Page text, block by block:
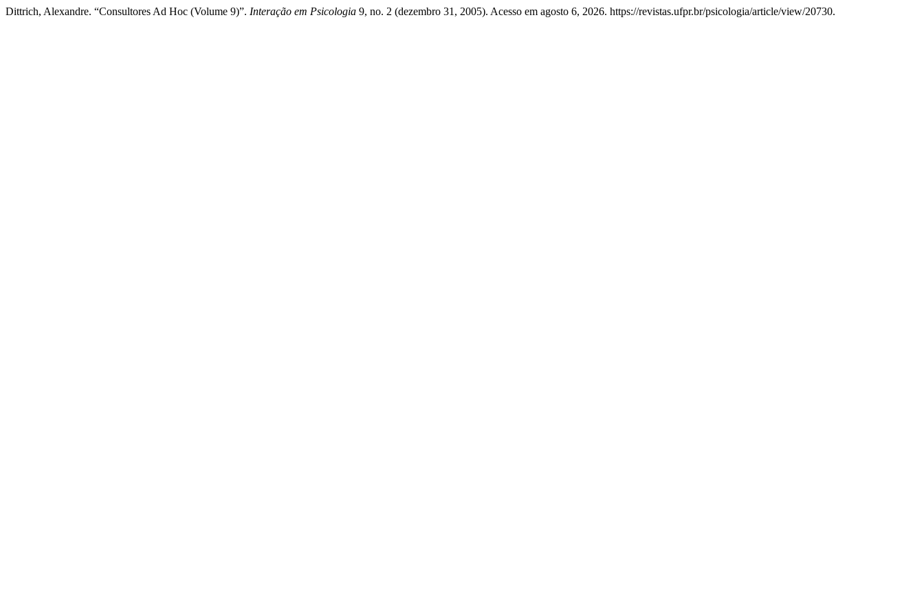
Dittrich, Alexandre. “Consultores Ad Hoc (Volume 9)”. Interação em Psicologia 9, no. 2 (dezembro 31, 2005). Acesso em agosto 6, 2026. https://revistas.ufpr.br/psicologia/article/view/20730.